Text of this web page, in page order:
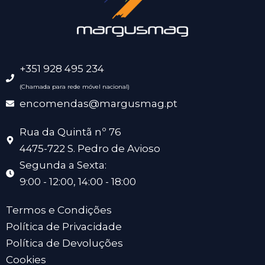
+351 928 495 234
(Chamada para rede móvel nacional)
encomendas@margusmag.pt
Rua da Quintã nº 76
4475-722 S. Pedro de Avioso
Segunda a Sexta:
9:00 - 12:00, 14:00 - 18:00
Termos e Condições
Política de Privacidade
Política de Devoluções
Cookies